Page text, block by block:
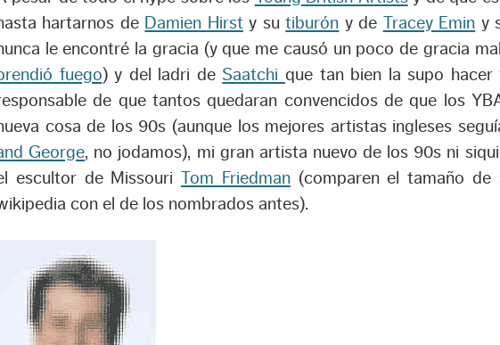
hartarnos de Damien Hirst y sutiburón y de Tracey Emin y
le encontré la gracia (y que me causó un poco de gracia
fuego) y del ladri de Saatchi que tan bien la supo hacer
de que tantos quedaran convencidos de que los
cosa de los 90s (aunque los mejores artistas ingleses
George, no jodamos), mi gran artista nuevo de los 90s ni
escultor de MissouriTom Friedman(comparen el tamaño de
con el de los nombrados antes).